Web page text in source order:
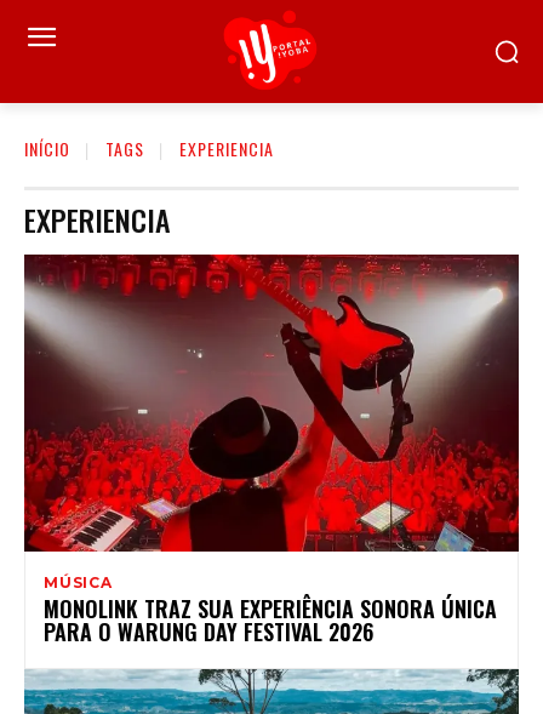
INÍCIO TAGS EXPERIENCIA
EXPERIENCIA
MÚSICA
MONOLINK TRAZ SUA EXPERIÊNCIA SONORA ÚNICA
PARA O WARUNG DAY FESTIVAL 2026